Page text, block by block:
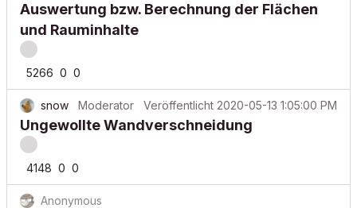
Auswertung bzw. Berechnung der Flächen
und Rauminhalte
5266 0 0
snow Moderator Veröffentlicht 2020-05-13 1:05:00 PM
Ungewollte Wandverschneidung
4148 0 0
Anonymous